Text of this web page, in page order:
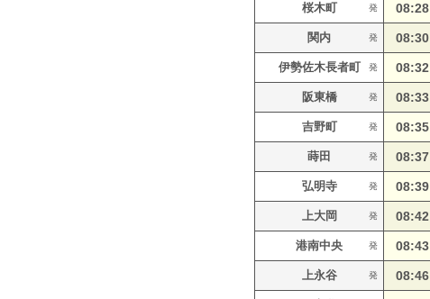
桜木町 発 08:28
関内 発 08:30
伊勢佐木長者町 発 08:32
阪東橋 発 08:33
吉野町 発 08:35
蒔田 発 08:37
弘明寺 発 08:39
上大岡 発 08:42
港南中央 発 08:43
上永谷 発 08:46